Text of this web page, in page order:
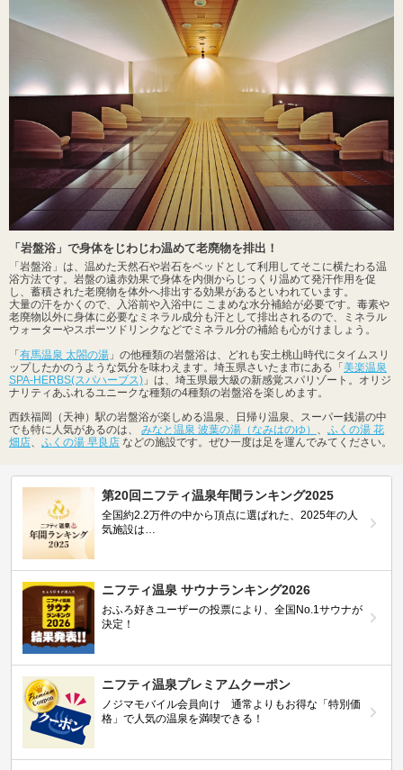
「岩盤浴」で身体をじわじわ温めて老廃物を排出！
「岩盤浴」は、温めた天然石や岩石をベッドとして利用してそこに横たわる温
浴方法です。岩盤の遠赤効果で身体を内側からじっくり温めて発汗作用を促
し、蓄積された老廃物を体外へ排出する効果があるといわれています。
大量の汗をかくので、入浴前や入浴中に こまめな水分補給が必要です。毒素や
老廃物以外に身体に必要なミネラル成分も汗として排出されるので、ミネラル
ウォーターやスポーツドリンクなどでミネラル分の補給も心がけましょう。
「 有馬温泉 太閤の湯 」の他種類の岩盤浴は、どれも安土桃山時代にタイムスリ
ップしたかのうような気分を味わえます。埼玉県さいたま市にある「 美楽温泉
SPA-HERBS(スパハーブス) 」は、埼玉県最大級の新感覚スパリゾート。オリジ
ナリティあふれるユニークな種類の4種類の岩盤浴を楽しめます。
西鉄福岡（天神）駅の岩盤浴が楽しめる温泉、日帰り温泉、スーパー銭湯の中
でも特に人気があるのは、 みなと温泉 波葉の湯（なみはのゆ） 、 ふくの湯 花
畑店、 ふくの湯 早良店 などの施設です。ぜひ一度は足を運んでみてください。
第20回ニフティ温泉年間ランキング2025
全国約2.2万件の中から頂点に選ばれた、2025年の人
気施設は…
ニフティ温泉 サウナランキング2026
おふろ好きユーザーの投票により、全国No.1サウナが
決定！
ニフティ温泉プレミアムクーポン
ノジマモバイル会員向け 通常よりもお得な「特別価
格」で人気の温泉を満喫できる！